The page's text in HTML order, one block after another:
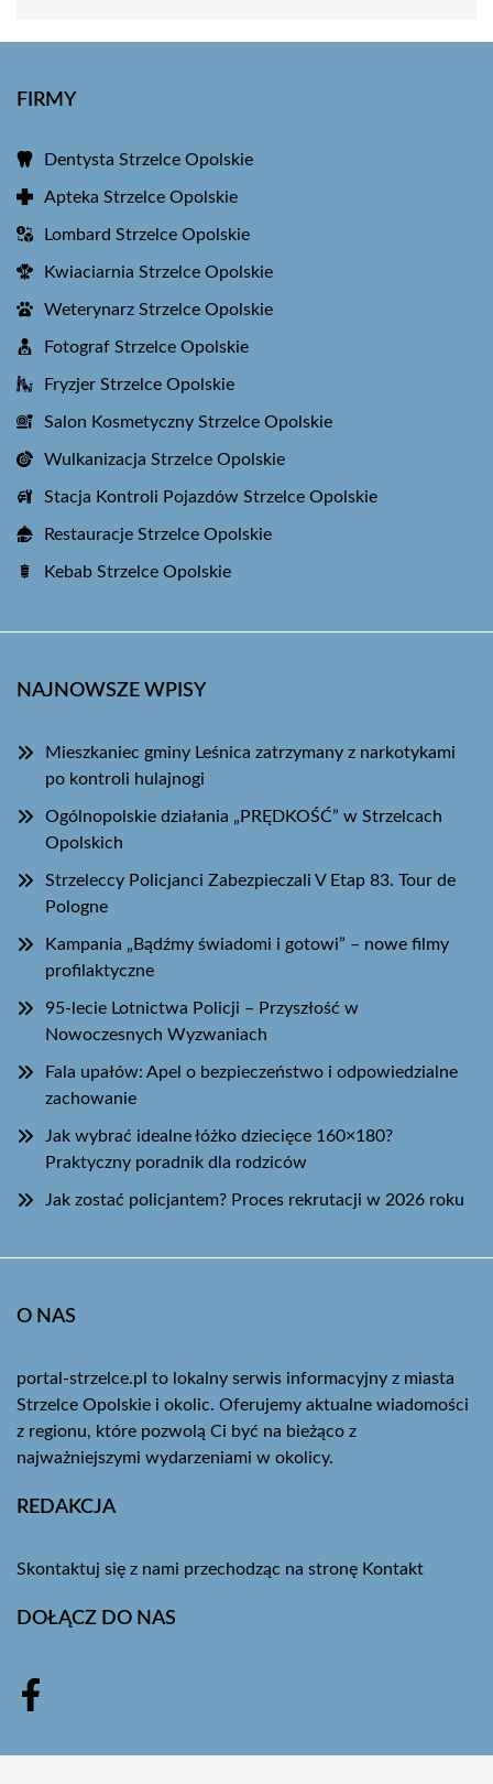
FIRMY
Dentysta Strzelce Opolskie
Apteka Strzelce Opolskie
Lombard Strzelce Opolskie
Kwiaciarnia Strzelce Opolskie
Weterynarz Strzelce Opolskie
Fotograf Strzelce Opolskie
Fryzjer Strzelce Opolskie
Salon Kosmetyczny Strzelce Opolskie
Wulkanizacja Strzelce Opolskie
Stacja Kontroli Pojazdów Strzelce Opolskie
Restauracje Strzelce Opolskie
Kebab Strzelce Opolskie
NAJNOWSZE WPISY
Mieszkaniec gminy Leśnica zatrzymany z narkotykami
po kontroli hulajnogi
Ogólnopolskie działania „PRĘDKOŚĆ” w Strzelcach
Opolskich
Strzeleccy Policjanci Zabezpieczali V Etap 83. Tour de
Pologne
Kampania „Bądźmy świadomi i gotowi” – nowe filmy
profilaktyczne
95-lecie Lotnictwa Policji – Przyszłość w
Nowoczesnych Wyzwaniach
Fala upałów: Apel o bezpieczeństwo i odpowiedzialne
zachowanie
Jak wybrać idealne łóżko dziecięce 160×180?
Praktyczny poradnik dla rodziców
Jak zostać policjantem? Proces rekrutacji w 2026 roku
O NAS
portal-strzelce.pl to lokalny serwis informacyjny z miasta
Strzelce Opolskie i okolic. Oferujemy aktualne wiadomości
z regionu, które pozwolą Ci być na bieżąco z
najważniejszymi wydarzeniami w okolicy.
REDAKCJA
Skontaktuj się z nami przechodząc na stronę Kontakt
DOŁĄCZ DO NAS